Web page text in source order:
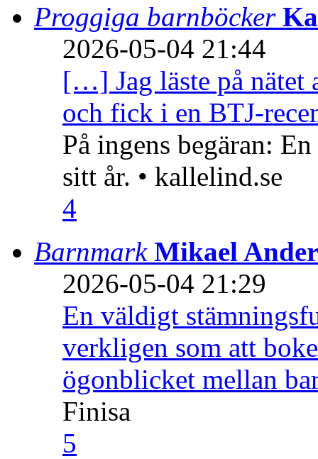
Proggiga barnböcker
2026-05-04 21:44
[…] Jag läste på nätet
och fick i en BTJ-
På ingens begäran:
sitt år. • kallelind.se
4
Barnmark Mikael
2026-05-04 21:29
En väldigt
verkligen som att
ögonblicket mellan
Finisa
5